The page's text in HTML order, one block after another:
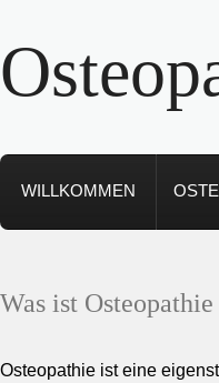
WILLKOMMEN
Was ist Osteopathie
Osteopathie ist eine